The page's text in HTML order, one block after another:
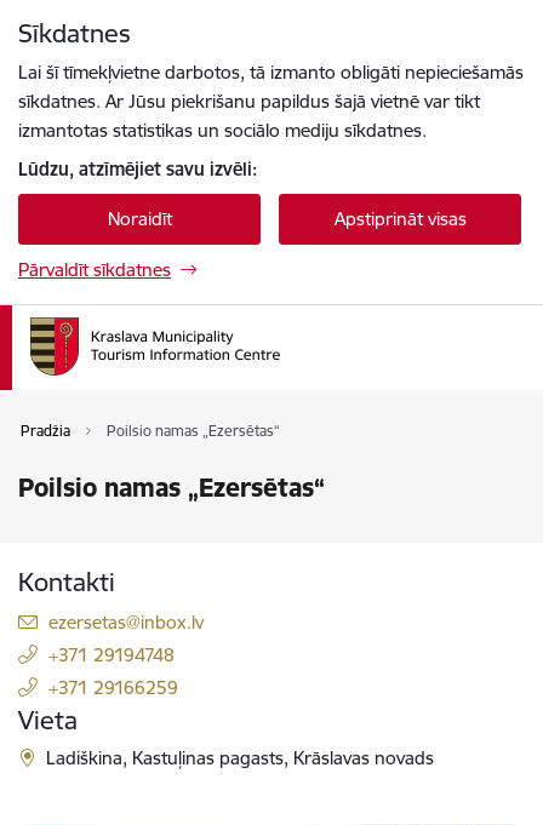
Sīkdatnes
Lai šī tīmekļvietne darbotos, tā izmanto obligāti nepieciešamās
sīkdatnes. Ar Jūsu piekrišanu papildus šajā vietnē var tikt
izmantotas statistikas un sociālo mediju sīkdatnes.
Lūdzu, atzīmējiet savu izvēli:
Noraidīt Apstiprināt visas
Pārvaldīt sīkdatnes
Pradžia Poilsio namas „Ezersētas“
Poilsio namas „Ezersētas“
Kontakti
El. paštas:
ezersetas@inbox.lv
+371 29194748
+371 29166259
Vieta
Ladiškina, Kastuļinas pagasts, Krāslavas novads